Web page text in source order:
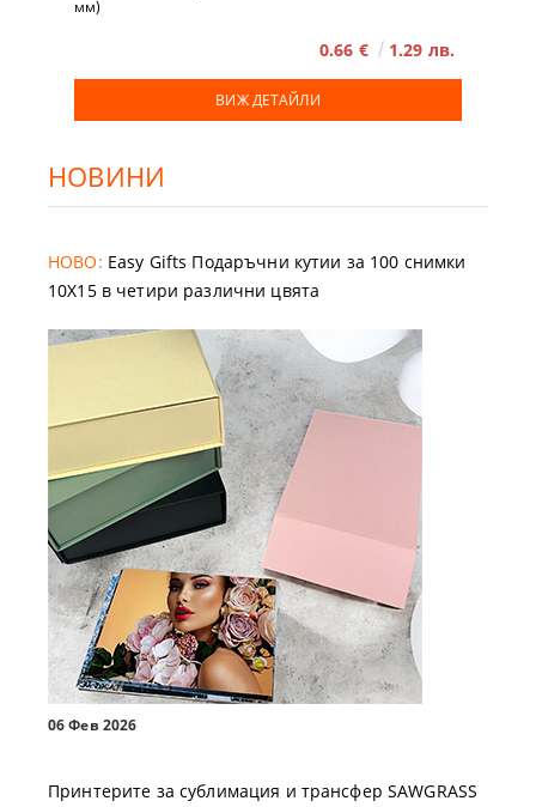
мм)
0.66 € 1.29 лв.
ВИЖ ДЕТАЙЛИ
НОВИНИ
НОВО: Easy Gifts Подаръчни кутии за 100 снимки
10X15 в четири различни цвята
06 Фев 2026
Принтерите за сублимация и трансфер SAWGRASS